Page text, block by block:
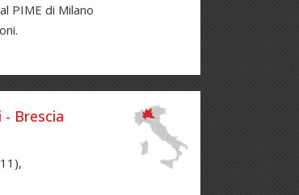
PIME di Milano
Brescia